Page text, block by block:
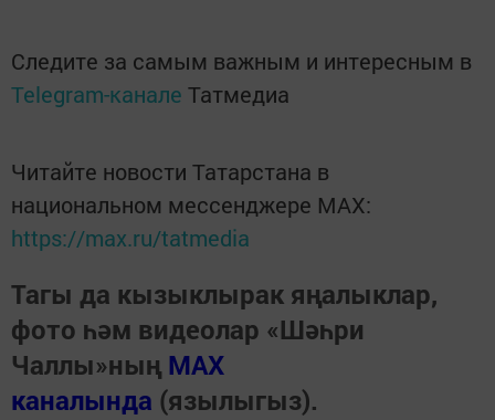
Следите за самым важным и интересным в
Telegram-канале Татмедиа
Читайте новости Татарстана в
национальном мессенджере MАХ:
https://max.ru/tatmedia
Тагы да кызыклырак яңалыклар,
фото һәм видеолар «Шәһри
Чаллы»ның MAX
каналында (язылыгыз).